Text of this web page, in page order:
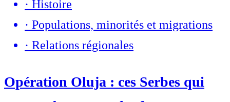
· Histoire
· Populations, minorités et migrations
· Relations régionales
Opération Oluja : ces Serbes qui